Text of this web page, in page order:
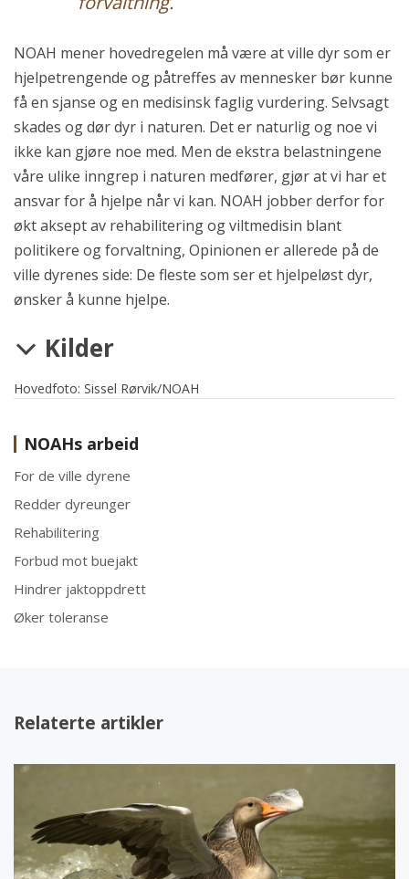
NOAH mener hovedregelen må være at ville dyr som er
hjelpetrengende og påtreffes av mennesker bør kunne
få en sjanse og en medisinsk faglig vurdering. Selvsagt
skades og dør dyr i naturen. Det er naturlig og noe vi
ikke kan gjøre noe med. Men de ekstra belastningene
våre ulike inngrep i naturen medfører, gjør at vi har et
ansvar for å hjelpe når vi kan. NOAH jobber derfor for
økt aksept av rehabilitering og viltmedisin blant
politikere og forvaltning, Opinionen er allerede på de
ville dyrenes side: De fleste som ser et hjelpeløst dyr,
ønsker å kunne hjelpe.
Kilder
Hovedfoto: Sissel Rørvik/NOAH
NOAHs arbeid
For de ville dyrene
Redder dyreunger
Rehabilitering
Forbud mot buejakt
Hindrer jaktoppdrett
Øker toleranse
Relaterte artikler